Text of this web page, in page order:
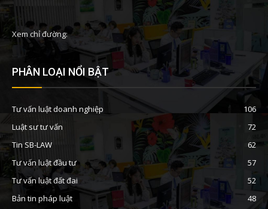
Xem chỉ đường:
PHÂN LOẠI NỔI BẬT
Tư vấn luật doanh nghiệp
106
Luật sư tư vấn
72
Tin SB-LAW
62
Tư vấn luật đầu tư
57
Tư vấn luật đất đai
52
Bản tin pháp luật
48